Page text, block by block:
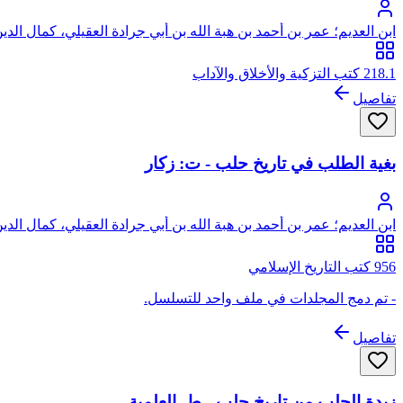
ابن العديم؛ عمر بن أحمد بن هبة الله بن أبي جرادة العقيلي، كمال
218.1 كتب التزكية والأخلاق والآداب
تفاصيل
بغية الطلب في تاريخ حلب - ت: زكار
ابن العديم؛ عمر بن أحمد بن هبة الله بن أبي جرادة العقيلي، كمال
956 كتب التاريخ الإسلامي
- تم دمج المجلدات في ملف واحد للتسلسل.
تفاصيل